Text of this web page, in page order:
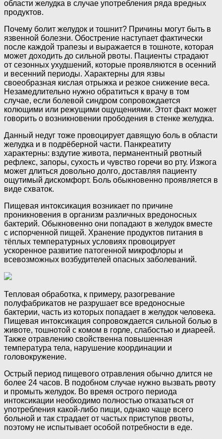
области желудка в случае употребления ряда вредных
продуктов.
Почему болит желудок и тошнит? Причины могут быть в
язвенной болезни. Обострение наступает фактически
после каждой трапезы и выражается в тошноте, которая
может доходить до сильной рвоты. Пациенты страдают
от сезонных ухудшений, которые проявляются в осенний
и весенний периоды. Характерны для язвы
своеобразная кислая отрыжка и резкое снижение веса.
Незамедлительно нужно обратиться к врачу в том
случае, если болевой синдром сопровождается
колющими или режущими ощущениями. Этот факт может
говорить о возникновении прободения в стенке желудка.
Данный недуг тоже провоцирует давящую боль в области
желудка и в подрёберной части. Панкреатиту
характерны: вздутие живота, перманентный рвотный
рефлекс, запоры, сухость и чувство горечи во рту. Изжога
может длиться довольно долго, доставляя пациенту
ощутимый дискомфорт. Боль обыкновенно проявляется в
виде схваток.
Пищевая интоксикация возникает по причине
проникновения в организм различных вредоносных
бактерий. Обыкновенно они попадают в желудок вместе
с испорченной пищей. Хранение продуктов питания в
тёплых температурных условиях провоцирует
ускоренное развитие патогенной микрофлоры и
всевозможных возбудителей опасных заболеваний.
Тепловая обработка, к примеру, разогревание
полуфабрикатов не разрушает все вредоносные
бактерии, часть из которых попадает в желудок человека.
Пищевая интоксикация сопровождается сильной болью в
животе, тошнотой с комом в горле, слабостью и диареей.
Также отравлению свойственна повышенная
температура тела, нарушение координации и
головокружение.
Острый период пищевого отравления обычно длится не
более 24 часов. В подобном случае нужно вызвать рвоту
и промыть желудок. Во время острого периода
интоксикации необходимо полностью отказаться от
употребления какой-либо пищи, однако чаще всего
больной и так страдает от частых приступов рвоты,
поэтому не испытывает особой потребности в еде.